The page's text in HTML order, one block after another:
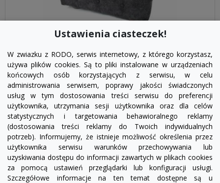
visibility
żółtyzielonyczerwony
czekoladowy
miętowy
błękitny
turkusowy
+22
Pufa Chesterfield Classic
1 250,00 zł
DODAJ DO KOSZYKA
Ustawienia ciasteczek!
W zwiazku z RODO, serwis internetowy, z którego korzystasz,
używa plików cookies. Są to pliki instalowane w urządzeniach
końcowych osób korzystających z serwisu, w celu
administrowania serwisem, poprawy jakości świadczonych
usług w tym dostosowania treści serwisu do preferencji
użytkownika, utrzymania sesji użytkownika oraz dla celów
statystycznych i targetowania behawioralnego reklamy
(dostosowania treści reklamy do Twoich indywidualnych
potrzeb). Informujemy, że istnieje możliwość określenia przez
użytkownika serwisu warunków przechowywania lub
uzyskiwania dostępu do informacji zawartych w plikach cookies
za pomocą ustawień przeglądarki lub konfiguracji usługi.
Szczegółowe informacje na ten temat dostępne są u